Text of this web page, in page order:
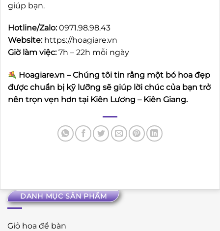
DANH MỤC SẢN PHẨM
Giỏ hoa để bàn
giúp bạn.
Hotline/Zalo:0971.98.98.43
Website: https://hoagiare.vn
Giờ làm việc:7h – 22h mỗi ngày
Hoagiare.vn – Chúng tôi tin rằng một bó hoa đẹp
được chuẩn bị kỹ lưỡng sẽ giúp lời chúc của bạn trở
nên trọn vẹn hơn tại Kiên Lương – Kiên Giang.